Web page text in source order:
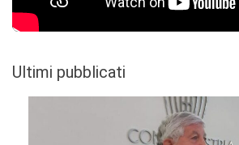
Ultimi pubblicati